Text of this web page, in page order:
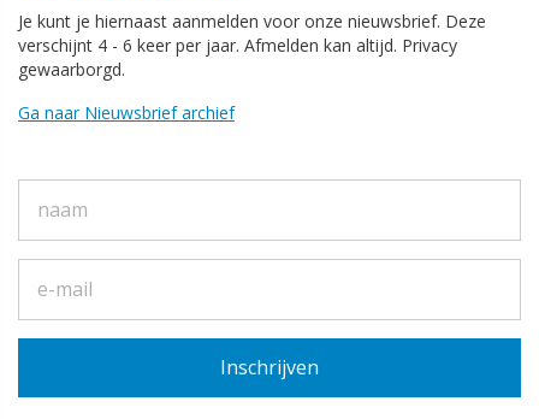
Je kunt je hiernaast aanmelden voor onze nieuwsbrief. Deze
verschijnt 4 - 6 keer per jaar. Afmelden kan altijd. Privacy
gewaarborgd.
Ga naar Nieuwsbrief archief